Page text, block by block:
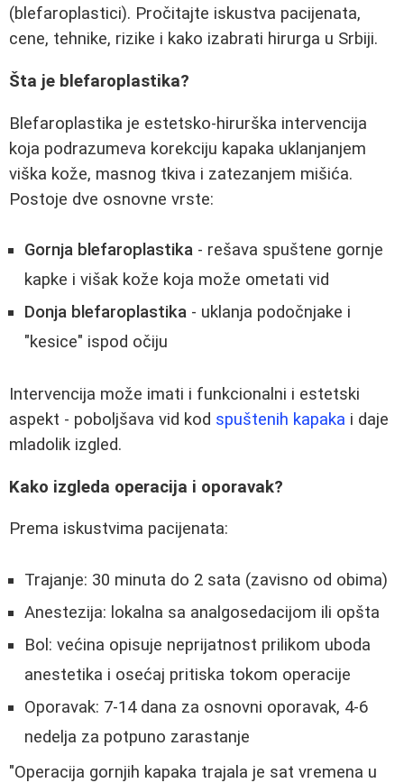
(blefaroplastici). Pročitajte iskustva pacijenata,
cene, tehnike, rizike i kako izabrati hirurga u Srbiji.
Šta je blefaroplastika?
Blefaroplastika je estetsko-hirurška intervencija
koja podrazumeva korekciju kapaka uklanjanjem
viška kože, masnog tkiva i zatezanjem mišića.
Postoje dve osnovne vrste:
Gornja blefaroplastika - rešava spuštene gornje
kapke i višak kože koja može ometati vid
Donja blefaroplastika - uklanja podočnjake i
"kesice" ispod očiju
Intervencija može imati i funkcionalni i estetski
aspekt - poboljšava vid kod spuštenih kapaka i daje
mladolik izgled.
Kako izgleda operacija i oporavak?
Prema iskustvima pacijenata:
Trajanje: 30 minuta do 2 sata (zavisno od obima)
Anestezija: lokalna sa analgosedacijom ili opšta
Bol: većina opisuje neprijatnost prilikom uboda
anestetika i osećaj pritiska tokom operacije
Oporavak: 7-14 dana za osnovni oporavak, 4-6
nedelja za potpuno zarastanje
"Operacija gornjih kapaka trajala je sat vremena u